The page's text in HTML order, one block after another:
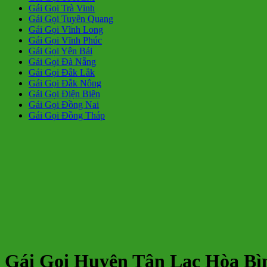
Gái Gọi Trà Vinh
Gái Gọi Tuyên Quang
Gái Gọi Vĩnh Long
Gái Gọi Vĩnh Phúc
Gái Gọi Yên Bái
Gái Gọi Đà Nẵng
Gái Gọi Đắk Lắk
Gái Gọi Đắk Nông
Gái Gọi Điện Biên
Gái Gọi Đồng Nai
Gái Gọi Đồng Tháp
Gái Gọi Huyện Tân Lạc Hòa